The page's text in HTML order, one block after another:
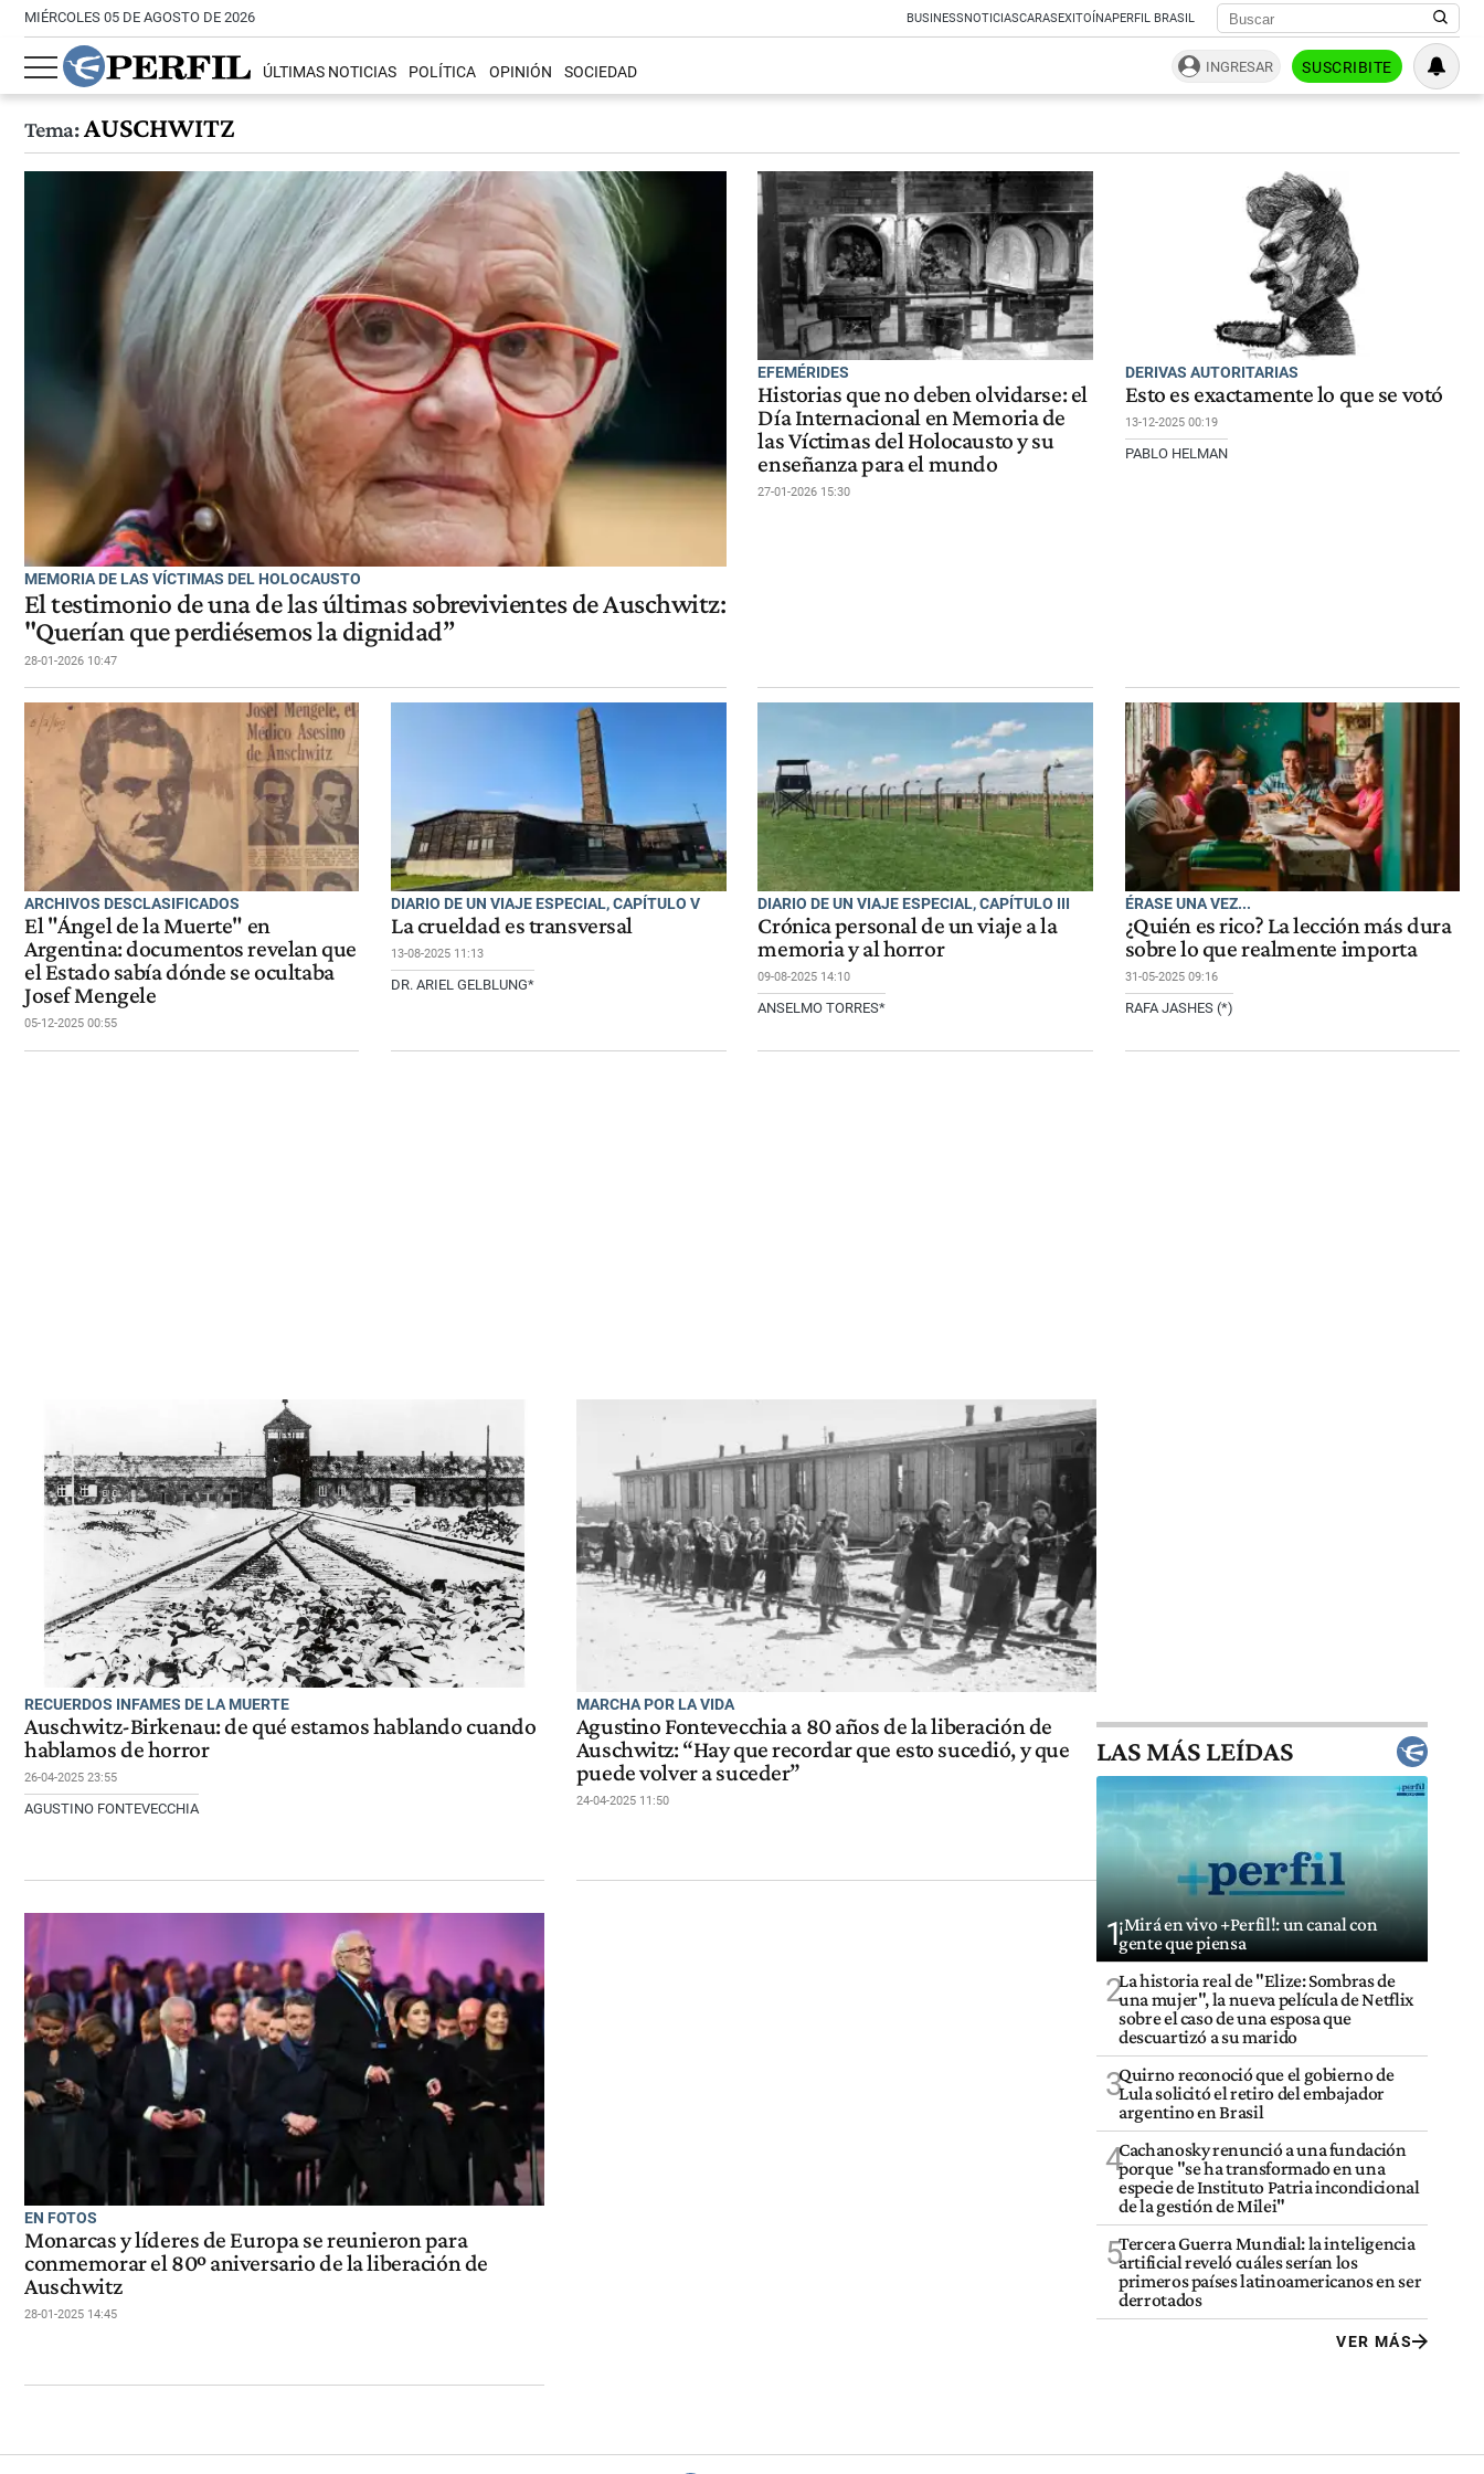
MIÉRCOLES 05 DE AGOSTO DE 2026 BUSINESSNOTICIASCARASEXITOÍNAPERFIL BRASIL
ÚLTIMAS NOTICIAS POLÍTICA OPINIÓN SOCIEDAD INGRESAR SUSCRIBITE
Tema:AUSCHWITZ
MEMORIA DE LAS VÍCTIMAS DEL HOLOCAUSTO
El testimonio de una de las últimas sobrevivientes de Auschwitz:
"Querían que perdiésemos la dignidad”
28-01-2026 10:47
EFEMÉRIDES
Historias que no deben olvidarse: el
Día Internacional en Memoria de
las Víctimas del Holocausto y su
enseñanza para el mundo
27-01-2026 15:30
DERIVAS AUTORITARIAS
Esto es exactamente lo que se votó
13-12-2025 00:19
PABLO HELMAN
ARCHIVOS DESCLASIFICADOS
El "Ángel de la Muerte" en
Argentina: documentos revelan que
el Estado sabía dónde se ocultaba
Josef Mengele
05-12-2025 00:55
DIARIO DE UN VIAJE ESPECIAL, CAPÍTULO V
La crueldad es transversal
13-08-2025 11:13
DR. ARIEL GELBLUNG*
DIARIO DE UN VIAJE ESPECIAL, CAPÍTULO III
Crónica personal de un viaje a la
memoria y al horror
09-08-2025 14:10
ANSELMO TORRES*
ÉRASE UNA VEZ...
¿Quién es rico? La lección más dura
sobre lo que realmente importa
31-05-2025 09:16
RAFA JASHES (*)
RECUERDOS INFAMES DE LA MUERTE
Auschwitz-Birkenau: de qué estamos hablando cuando
hablamos de horror
26-04-2025 23:55
AGUSTINO FONTEVECCHIA
MARCHA POR LA VIDA
Agustino Fontevecchia a 80 años de la liberación de
Auschwitz: “Hay que recordar que esto sucedió, y que
puede volver a suceder”
24-04-2025 11:50
EN FOTOS
Monarcas y líderes de Europa se reunieron para
conmemorar el 80º aniversario de la liberación de
Auschwitz
28-01-2025 14:45
LAS MÁS LEÍDAS
1¡Mirá en vivo +Perfil!: un canal con
gente que piensa
2La historia real de "Elize: Sombras de
una mujer", la nueva película de Netflix
sobre el caso de una esposa que
descuartizó a su marido
3Quirno reconoció que el gobierno de
Lula solicitó el retiro del embajador
argentino en Brasil
4Cachanosky renunció a una fundación
porque "se ha transformado en una
especie de Instituto Patria incondicional
de la gestión de Milei"
5Tercera Guerra Mundial: la inteligencia
artificial reveló cuáles serían los
primeros países latinoamericanos en ser
derrotados
VER MÁS